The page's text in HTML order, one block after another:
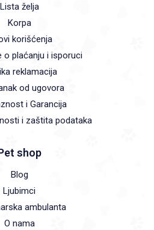
Lista želja
Korpa
korišćenja
o plaćanju i isporuci
reklamacija
od ugovora
i Garancija
i zaštita podataka
shop
Blog
Ljubimci
ambulanta
O nama